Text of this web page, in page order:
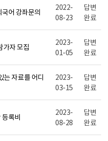
어 강좌문의
2022-
08-23
답변
완료
자 모집
2023-
01-05
답변
완료
자료를 어디
2023-
03-15
답변
완료
록비
2023-
08-28
답변
완료